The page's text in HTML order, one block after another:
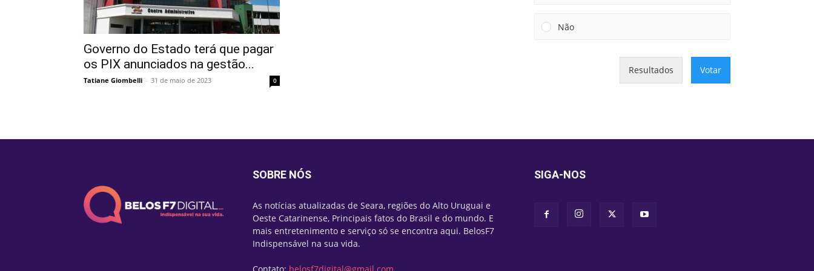
Governo do Estado terá que pagar
os PIX anunciados na gestão...
Tatiane Giombelli - 31 de maio de 2023 0
Não
Resultados Votar
SOBRE NÓS
As notícias atualizadas de Seara, regiões do Alto Uruguai e
Oeste Catarinense, Principais fatos do Brasil e do mundo. E
mais entretenimento e serviço só se encontra aqui. BelosF7
Indispensável na sua vida.
SIGA-NOS